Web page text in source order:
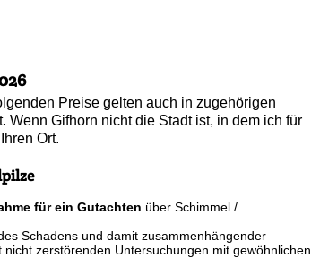
Preise gelten auch in zugehörigen
Wenn Gifhorn nicht die Stadt ist, in dem ich für
Ort.
für ein Gutachten über Schimmel /
Schadens und damit zusammenhängender
zerstörenden Untersuchungen mit gewöhnlichen